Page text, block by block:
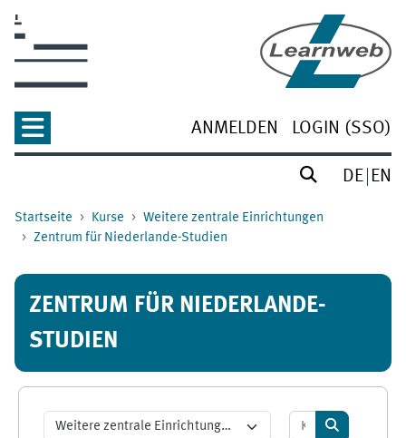
ANMELDEN LOGIN (SSO)
DE EN
Startseite Kurse
Weitere zentrale Einrichtungen
Zentrum für Niederlande-Studien
ZENTRUM FÜR NIEDERLANDE-
STUDIEN
Kurse suchen